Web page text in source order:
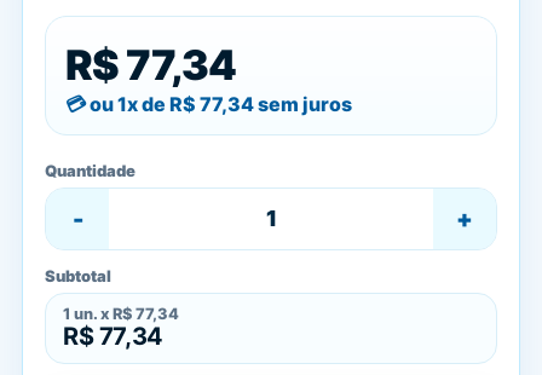
R$ 77,34
ou 1x de R$ 77,34sem juros
Quantidade
- +
Subtotal
1 un. x R$ 77,34
R$ 77,34